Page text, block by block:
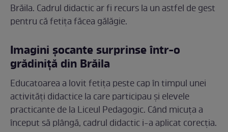
Brăila. Cadrul didactic ar fi recurs la un astfel de gest
pentru că fetița făcea gălăgie.
Imagini șocante surprinse într-o
grădiniță din Brăila
Educatoarea a lovit fetița peste cap în timpul unei
activități didactice la care participau și elevele
practicante de la Liceul Pedagogic. Când micuța a
început să plângă, cadrul didactic i-a aplicat corecția.